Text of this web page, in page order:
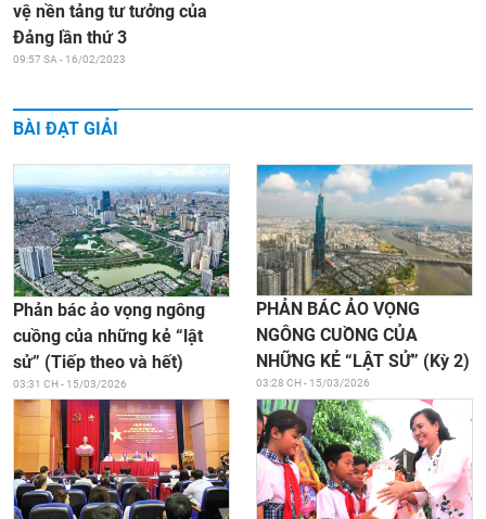
vệ nền tảng tư tưởng của
Đảng lần thứ 3
09:57 SA - 16/02/2023
BÀI ĐẠT GIẢI
Phản bác ảo vọng ngông
cuồng của những kẻ “lật
sử” (Tiếp theo và hết)
03:31 CH - 15/03/2026
PHẢN BÁC ẢO VỌNG
NGÔNG CUỒNG CỦA
NHỮNG KẺ “LẬT SỬ” (Kỳ 2)
03:28 CH - 15/03/2026